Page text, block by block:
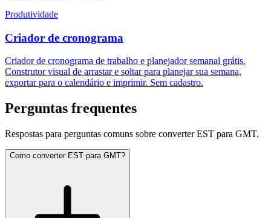
Produtividade
Criador de cronograma
Criador de cronograma de trabalho e planejador semanal grátis.
Construtor visual de arrastar e soltar para planejar sua semana,
exportar para o calendário e imprimir. Sem cadastro.
Perguntas frequentes
Respostas para perguntas comuns sobre converter EST para GMT.
Como converter EST para GMT?